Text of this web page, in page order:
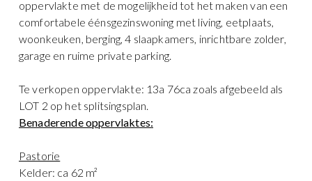
oppervlakte met de mogelijkheid tot het maken van een
comfortabele éénsgezinswoning met living, eetplaats,
woonkeuken, berging, 4 slaapkamers, inrichtbare zolder,
garage en ruime private parking.
Te verkopen oppervlakte: 13a 76ca zoals afgebeeld als
LOT 2 op het splitsingsplan.
Benaderende oppervlaktes:
Pastorie
Kelder: ca 62 m²